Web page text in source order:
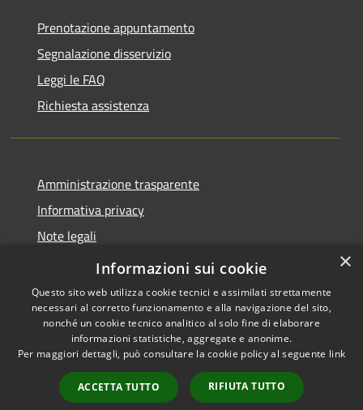
Prenotazione appuntamento
Segnalazione disservizio
Leggi le FAQ
Richiesta assistenza
Amministrazione trasparente
Informativa privacy
Note legali
Dichiarazione di accessibilità
Accessibilità
Copyright © 2026 • Comune di
Valbondione • Powered by
Municipium•
Accesso
redazione
×
Informazioni sui cookie
Questo sito web utilizza cookie tecnici e assimilati strettamente
necessari al corretto funzionamento e alla navigazione del sito,
nonché un cookie tecnico analitico al solo fine di elaborare
informazioni statistiche, aggregate e anonime.
Per maggiori dettagli, può consultare la cookie policy al seguente link
ACCETTA TUTTO RIFIUTA TUTTO